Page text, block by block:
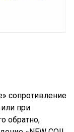
сопротивление
или при
обратно,